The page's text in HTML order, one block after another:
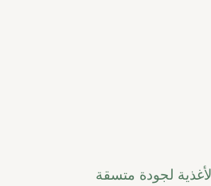
لجودة متسقة